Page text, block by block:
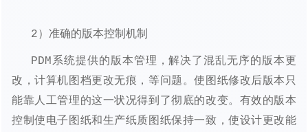
2）准确的版本控制机制
PDM系统提供的版本管理，解决了混乱无序的版本更
改，计算机图档更改无痕，等问题。使图纸修改后版本只
能靠人工管理的这一状况得到了彻底的改变。有效的版本
控制使电子图纸和生产纸质图纸保持一致，使设计更改能